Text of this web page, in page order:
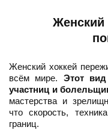
Женский
Женский хоккей
всём мире. Этот
участниц и
мастерства и
что скорость,
границ.